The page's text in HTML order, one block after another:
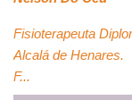
Fisioterapeuta
Alcalá de Henares.
F...